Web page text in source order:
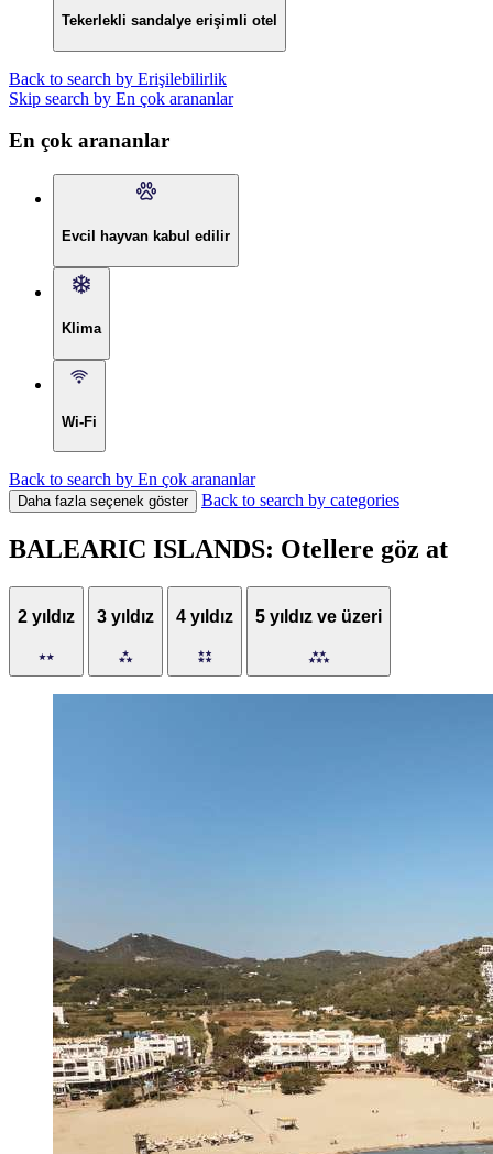
Tekerlekli sandalye erişimli otel
Back to search by Erişilebilirlik
Skip search by En çok arananlar
En çok arananlar
Evcil hayvan kabul edilir
Klima
Wi-Fi
Back to search by En çok arananlar
Daha fazla seçenek göster Back to search by categories
BALEARIC ISLANDS: Otellere göz at
2 yıldız 3 yıldız 4 yıldız 5 yıldız ve üzeri